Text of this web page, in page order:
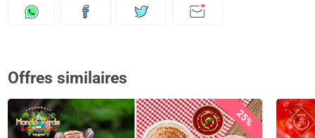
Offres similaires
25%